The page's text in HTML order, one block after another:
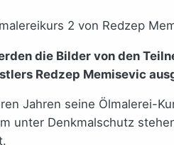
die Bilder von den
Redzep Memisevic
Jahren seine Ölmalerei-
unter Denkmalschutz